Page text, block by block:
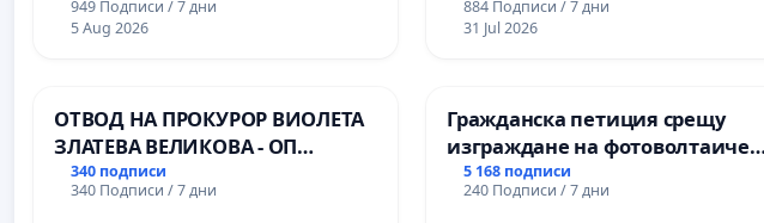
Професионалната гимназия по
промишлени технологии в
Пазарджик
949 Подписи / 7 дни
5 Aug 2026
Варна
884 Подписи / 7 дни
31 Jul 2026
ОТВОД НА ПРОКУРОР ВИОЛЕТА
ЗЛАТЕВА ВЕЛИКОВА - ОП
ДОБРИЧ
340 подписи
340 Подписи / 7 дни
Гражданска петиция срещу
изграждане на фотоволтаичен
парк в с.Прибой, общ. Радомир
5 168 подписи
240 Подписи / 7 дни